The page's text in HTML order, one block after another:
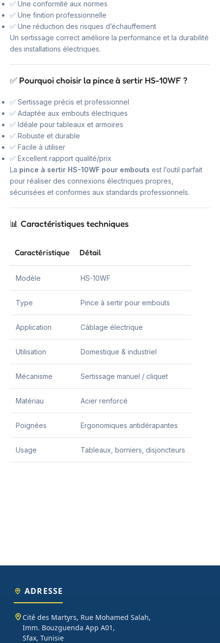
✅ Une conformité aux normes
✅ Une finition professionnelle
✅ Une réduction des risques d’échauffement
Un sertissage correct améliore la performance et la durabilité
des installations électriques.
✅ Pourquoi choisir la pince à sertir HS-10WF ?
✅ Sertissage précis et professionnel
✅ Adaptée aux embouts électriques
✅ Idéale pour tableaux et armoires
✅ Robuste et durable
✅ Facile à utiliser
✅ Excellent rapport qualité/prix
La pince à sertir HS-10WF pour embouts est l’outil parfait
pour réaliser des connexions électriques propres,
sécurisées et conformes aux standards professionnels.
📊 Caractéristiques techniques
Caractéristique Détail
Modèle HS-10WF
Type Pince à sertir pour embouts
Application Câblage électrique
Utilisation Domestique & industriel
Mécanisme Sertissage manuel / cliquet
Matériau Acier renforcé
Poignées Ergonomiques antidérapantes
Usage Tableaux, borniers, disjoncteurs
ADRESSE
Cité des Martyrs, Rue Mohamed Salah,
Imm. Bouzguenda App A01,
Sfax, Tunisie